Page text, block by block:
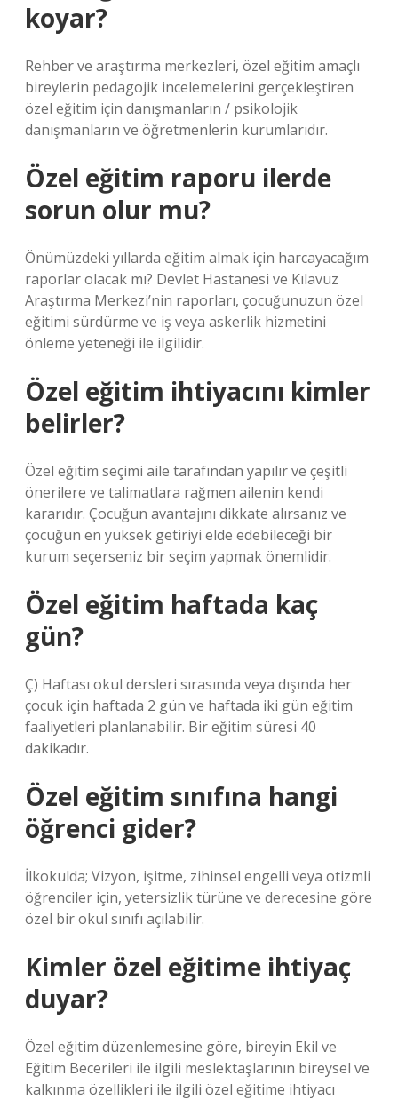
koyar?
Rehber ve araştırma merkezleri, özel eğitim amaçlı
bireylerin pedagojik incelemelerini gerçekleştiren
özel eğitim için danışmanların / psikolojik
danışmanların ve öğretmenlerin kurumlarıdır.
Özel eğitim raporu ilerde
sorun olur mu?
Önümüzdeki yıllarda eğitim almak için harcayacağım
raporlar olacak mı? Devlet Hastanesi ve Kılavuz
Araştırma Merkezi’nin raporları, çocuğunuzun özel
eğitimi sürdürme ve iş veya askerlik hizmetini
önleme yeteneği ile ilgilidir.
Özel eğitim ihtiyacını kimler
belirler?
Özel eğitim seçimi aile tarafından yapılır ve çeşitli
önerilere ve talimatlara rağmen ailenin kendi
kararıdır. Çocuğun avantajını dikkate alırsanız ve
çocuğun en yüksek getiriyi elde edebileceği bir
kurum seçerseniz bir seçim yapmak önemlidir.
Özel eğitim haftada kaç
gün?
Ç) Haftası okul dersleri sırasında veya dışında her
çocuk için haftada 2 gün ve haftada iki gün eğitim
faaliyetleri planlanabilir. Bir eğitim süresi 40
dakikadır.
Özel eğitim sınıfına hangi
öğrenci gider?
İlkokulda; Vizyon, işitme, zihinsel engelli veya otizmli
öğrenciler için, yetersizlik türüne ve derecesine göre
özel bir okul sınıfı açılabilir.
Kimler özel eğitime ihtiyaç
duyar?
Özel eğitim düzenlemesine göre, bireyin Ekil ve
Eğitim Becerileri ile ilgili meslektaşlarının bireysel ve
kalkınma özellikleri ile ilgili özel eğitime ihtiyacı